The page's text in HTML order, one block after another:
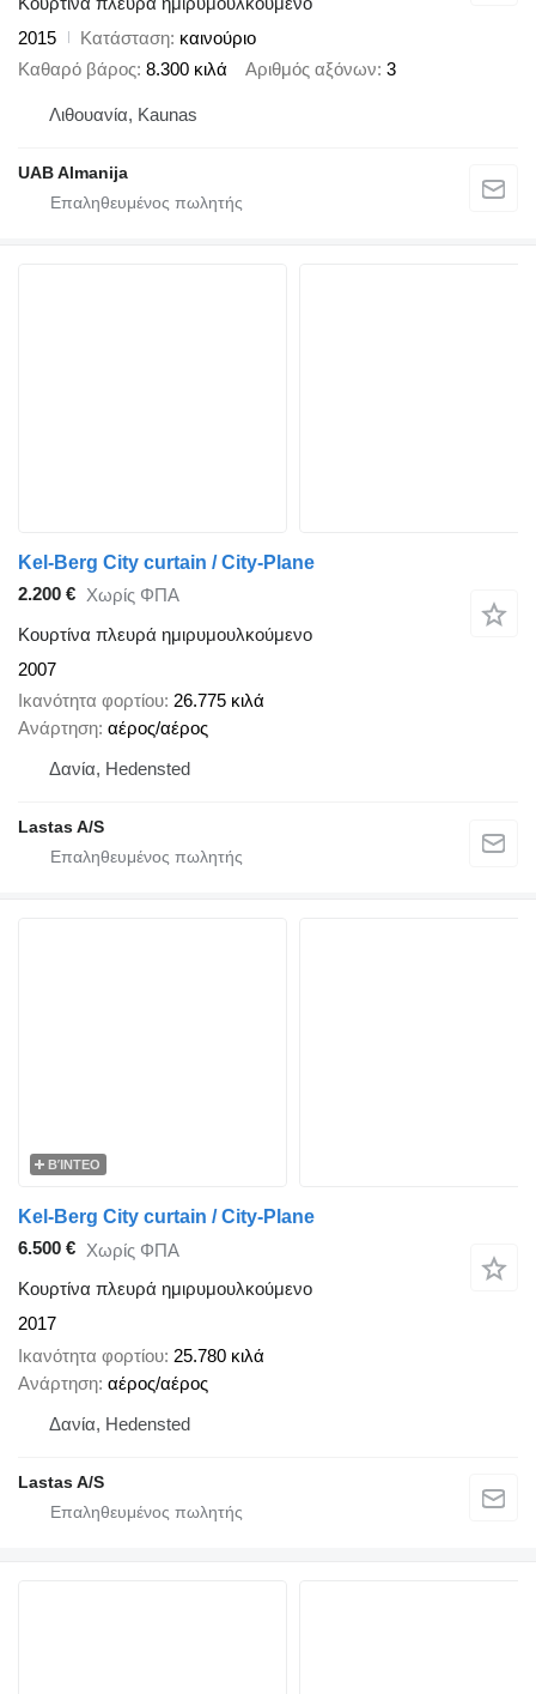
2015
Κατάσταση καινούριο
Καθαρό βάρος 8.300 κιλά Αριθμός αξόνων 3
Λιθουανία, Kaunas
UAB Almanija
Kel-Berg City curtain / City-Plane
2.200 € Χωρίς ΦΠΑ
Κουρτίνα πλευρά ημιρυμουλκούμενο
2007
Ικανότητα φορτίου 26.775 κιλά
Ανάρτηση αέρος/αέρος
Δανία, Hedensted
Lastas A/S
ΒΊΝΤΕΟ
Kel-Berg City curtain / City-Plane
6.500 € Χωρίς ΦΠΑ
Κουρτίνα πλευρά ημιρυμουλκούμενο
2017
Ικανότητα φορτίου 25.780 κιλά
Ανάρτηση αέρος/αέρος
Δανία, Hedensted
Lastas A/S